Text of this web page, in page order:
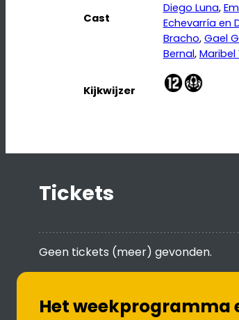
Cast
Diego Luna,
Echevarría en
Bracho, Gael
Bernal, Maribel
Kijkwijzer
Tickets
Geen tickets (meer) gevonden.
Het weekprogramma